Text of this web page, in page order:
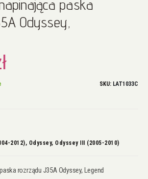
paska
Odyssey,
SKU LAT1033C
2012), Odyssey, Odyssey III (2005-2010)
rozrządu J35A Odyssey, Legend